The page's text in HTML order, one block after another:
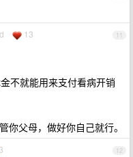
11
13
不就能用来支付看病开销
你父母，做好你自己就行。
12
3